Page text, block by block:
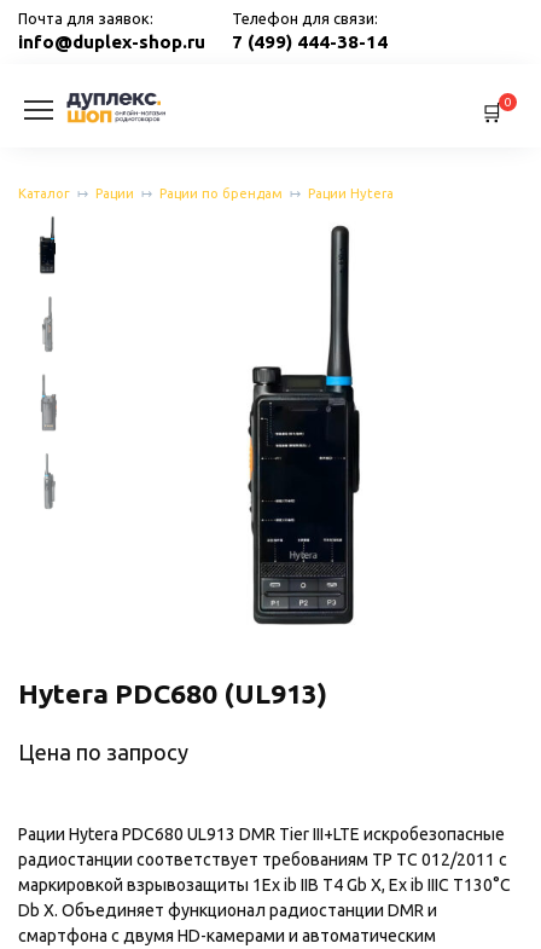
Перейти
Почта для заявок:
info@duplex-shop.ru
Телефон для связи:
7 (499) 444-38-14
0
Каталог Рации Рации по брендам Рации Hytera
Hytera PDC680 (UL913)
Цена по запросу
Рации Hytera PDC680 UL913 DMR Tier III+LTE искробезопасные
радиостанции соответствует требованиям ТР ТС 012/2011 с
маркировкой взрывозащиты 1Ex ib IIB T4 Gb X, Ex ib IIIC T130°C
Db X. Объединяет функционал радиостанции DMR и
смартфона с двумя HD-камерами и автоматическим